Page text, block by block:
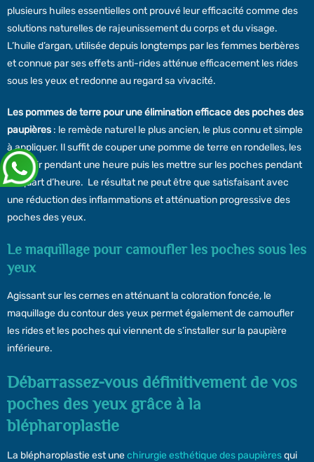
plusieurs huiles essentielles ont prouvé leur efficacité comme des
solutions naturelles de rajeunissement du corps et du visage.
L’huile d’argan, utilisée depuis longtemps par les femmes berbères
et connue par ses effets anti-rides atténue efficacement les rides
sous les yeux et redonne au regard sa vivacité.
Les pommes de terre pour une élimination efficace des poches des
paupières : le remède naturel le plus ancien, le plus connu et simple
à appliquer. Il suffit de couper une pomme de terre en rondelles, les
refroidir pendant une heure puis les mettre sur les poches pendant
un quart d’heure. Le résultat ne peut être que satisfaisant avec
une réduction des inflammations et atténuation progressive des
poches des yeux.
Le maquillage pour camoufler les poches sous les
yeux
Agissant sur les cernes en atténuant la coloration foncée, le
maquillage du contour des yeux permet également de camoufler
les rides et les poches qui viennent de s’installer sur la paupière
inférieure.
Débarrassez-vous définitivement de vos
poches des yeux grâce à la
blépharoplastie
La blépharoplastie est unechirurgie esthétique des paupièresqui